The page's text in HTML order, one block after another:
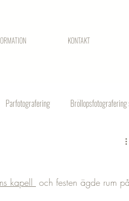
KONTAKT
Parfotografering Bröllopsfotografering
kapell och festen ägde rum på